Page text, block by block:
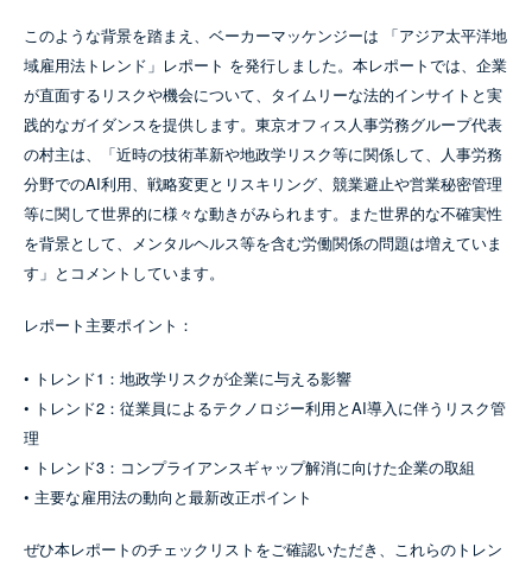
このような背景を踏まえ、ベーカーマッケンジーは 「アジア太平洋地
域雇用法トレンド」レポート を発行しました。本レポートでは、企業
が直面するリスクや機会について、タイムリーな法的インサイトと実
践的なガイダンスを提供します。東京オフィス人事労務グループ代表
の村主は、「近時の技術革新や地政学リスク等に関係して、人事労務
分野でのAI利用、戦略変更とリスキリング、競業避止や営業秘密管理
等に関して世界的に様々な動きがみられます。また世界的な不確実性
を背景として、メンタルヘルス等を含む労働関係の問題は増えていま
す」とコメントしています。
レポート主要ポイント：
• トレンド1：地政学リスクが企業に与える影響
• トレンド2：従業員によるテクノロジー利用とAI導入に伴うリスク管
理
• トレンド3：コンプライアンスギャップ解消に向けた企業の取組
• 主要な雇用法の動向と最新改正ポイント
ぜひ本レポートのチェックリストをご確認いただき、これらのトレン